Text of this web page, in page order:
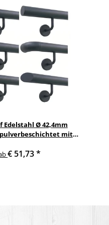
Edelstahl Ø 42,4mm
mit
€ 51,73*